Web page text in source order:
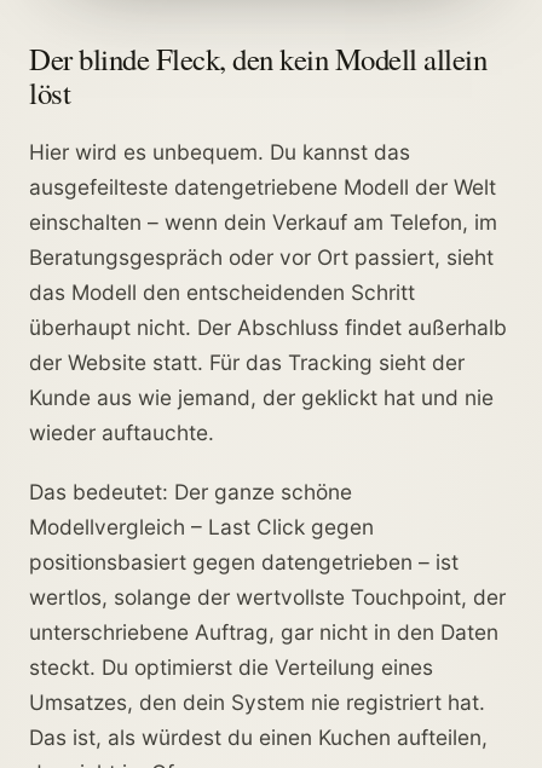
Der blinde Fleck, den kein Modell allein
löst
Hier wird es unbequem. Du kannst das
ausgefeilteste datengetriebene Modell der Welt
einschalten – wenn dein Verkauf am Telefon, im
Beratungsgespräch oder vor Ort passiert, sieht
das Modell den entscheidenden Schritt
überhaupt nicht. Der Abschluss findet außerhalb
der Website statt. Für das Tracking sieht der
Kunde aus wie jemand, der geklickt hat und nie
wieder auftauchte.
Das bedeutet: Der ganze schöne
Modellvergleich – Last Click gegen
positionsbasiert gegen datengetrieben – ist
wertlos, solange der wertvollste Touchpoint, der
unterschriebene Auftrag, gar nicht in den Daten
steckt. Du optimierst die Verteilung eines
Umsatzes, den dein System nie registriert hat.
Das ist, als würdest du einen Kuchen aufteilen,